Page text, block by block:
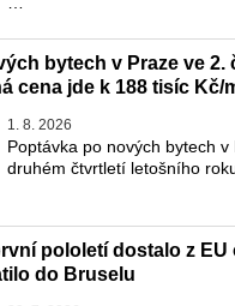
bytech v Praze ve 2.
cena jde k 188 tisíc Kč/
1. 8. 2026
Poptávka po nových bytech v
druhém čtvrtletí letošního
pololetí dostalo z EU
do Bruselu